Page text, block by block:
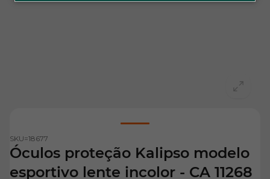
SKU=18677
Óculos proteção Kalipso modelo
esportivo lente incolor - CA 11268